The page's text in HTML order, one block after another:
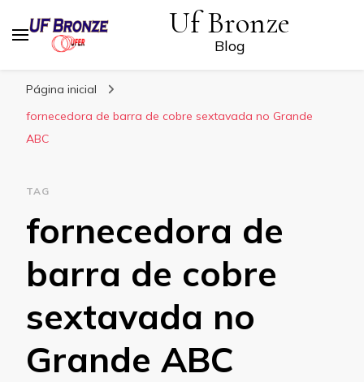
Uf Bronze
Blog
Página inicial
fornecedora de barra de cobre sextavada no Grande
ABC
TAG
fornecedora de
barra de cobre
sextavada no
Grande ABC